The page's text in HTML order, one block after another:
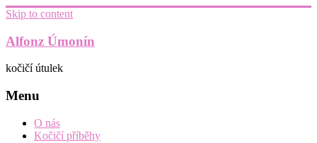
Skip to content
Alfonz Úmonín
kočičí útulek
Menu
O nás
Kočičí příběhy